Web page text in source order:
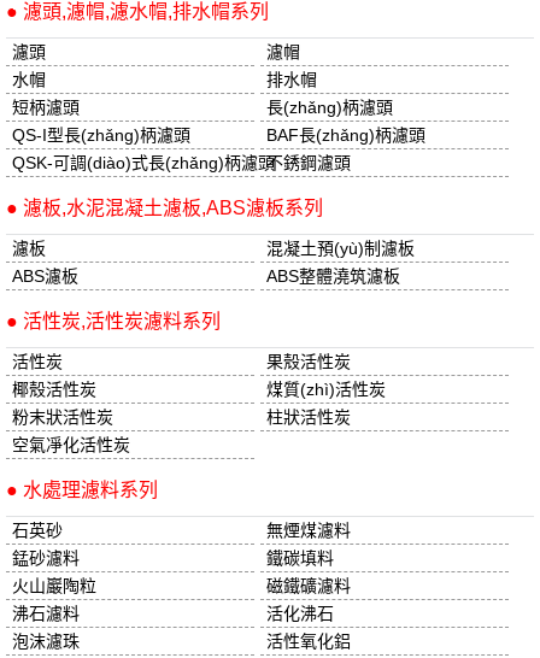
● 濾頭,濾帽,濾水帽,排水帽系列
濾頭
濾帽
水帽
排水帽
短柄濾頭
長(zhǎng)柄濾頭
QS-I型長(zhǎng)柄濾頭
BAF長(zhǎng)柄濾頭
QSK-可調(diào)式長(zhǎng)柄濾頭不銹鋼濾頭
● 濾板,水泥混凝土濾板,ABS濾板系列
濾板
混凝土預(yù)制濾板
ABS濾板
ABS整體澆筑濾板
● 活性炭,活性炭濾料系列
活性炭
果殼活性炭
椰殼活性炭
煤質(zhì)活性炭
粉末狀活性炭
柱狀活性炭
空氣凈化活性炭
● 水處理濾料系列
石英砂
無煙煤濾料
錳砂濾料
鐵碳填料
火山巖陶粒
磁鐵礦濾料
沸石濾料
活化沸石
泡沫濾珠
活性氧化鋁